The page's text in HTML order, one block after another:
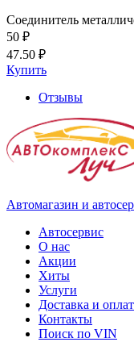
Соединитель
50 ₽
47.50 ₽
Купить
Отзывы
Автомагазин и
Автосервис
О нас
Акции
Хиты
Услуги
Доставка и
Контакты
Поиск по VIN